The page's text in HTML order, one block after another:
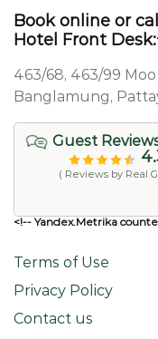
Book online or
Hotel Front
463/68, 463/99
Banglamung,
Guest
( Reviews by Real
<!-- Yandex.Metrika
Terms of Use
Privacy Policy
Contact us